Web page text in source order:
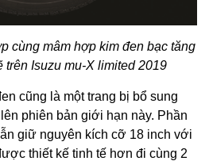
cùng mâm hợp kim đen bạc tăng
trên Isuzu mu-X limited 2019
cũng là một trang bị bổ sung
phiên bản giới hạn này. Phần
giữ nguyên kích cỡ 18 inch với
thiết kế tinh tế hơn đi cùng 2